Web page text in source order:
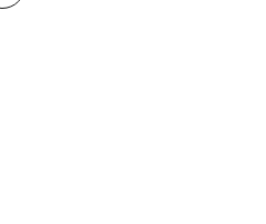
merek luar ruang.